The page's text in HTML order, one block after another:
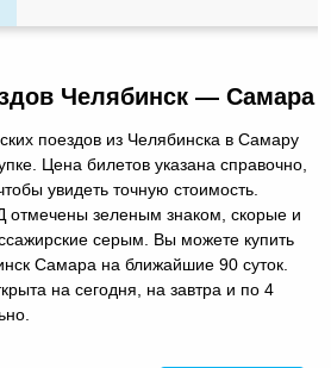
Челябинск — Самара
поездов из Челябинска в Самару
Цена билетов указана справочно,
увидеть точную стоимость.
зеленым знаком, скорые и
серым. Вы можете купить
Самара на ближайшие 90 суток.
на сегодня, на завтра и по 4